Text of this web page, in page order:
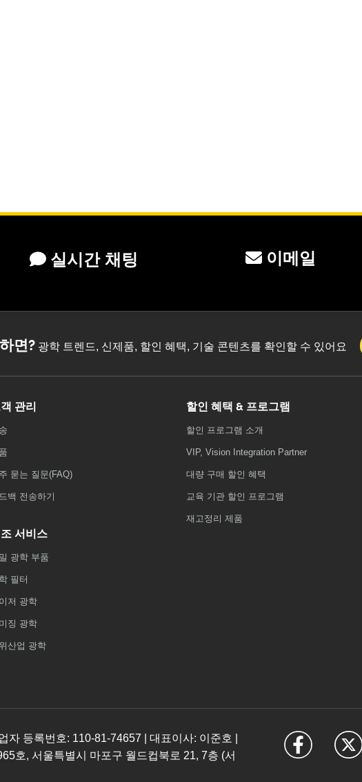
실시간 채팅 이메일
면?광학 트렌드, 신제품, 할인 혜택, 기술 콘텐츠를 확인할 수 있어요
관리
묻는 질문(FAQ)
백 전송하기
서비스
광학 부품
필터
저 광학
징 광학
산업 광학
할인 혜택 & 프로그램
할인 프로그램 소개
VIP, Vision Integration Partner
대량 구매 할인 혜택
교육 기관 할인 프로그램
재고정리 제품
자 등록번호: 110-81-74657 | 대표이사: 이준호 |
호, 서울특별시 마포구 월드컵북로 21, 7층 (서